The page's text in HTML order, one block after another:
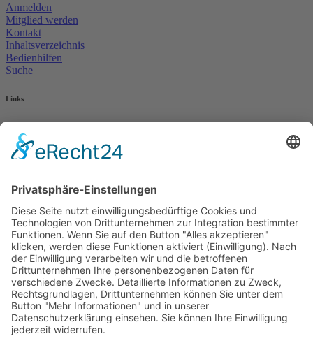
Anmelden
Mitglied werden
Kontakt
Inhaltsverzeichnis
Bedienhilfen
Suche
Links
AWO Jobportal
AWO Ehrenamt Portal
AWO Schulgesundheitsfachkräfte
AWO Pflegeberatung
AWO Kulturhaus Babelsberg
Arbeit mit Behinderung
AWO Büro Kindermut
Kulturland Brandenburg
AWO Selbsthilfe
AWO eLearning
Kultur für JEDEN
AWO 1plus9
Dachverband Freie Suchtselbsthilfe
© 1990 - 2026 Arbeiterwohlfahrt Bezirksverband Potsdam e. V.